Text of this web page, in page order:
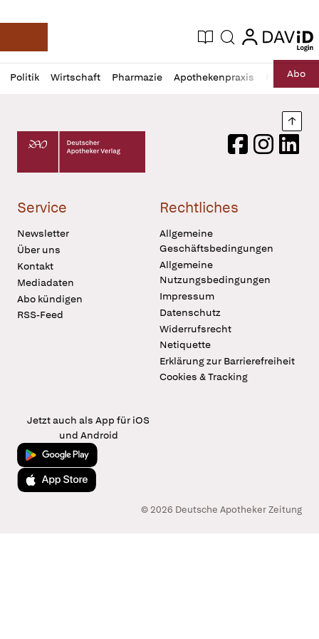
Deutsche Apotheker Zeitung
Aktuelle Ausgabe
Suche login
login
Politik Wirtschaft Pharmazie Apothekenpraxis RechtAbo
Profil
öffnen
Daz
Pur
Deutscher Apotheker Verlag Logo
FacebookInstagram
Service
Newsletter
Über uns
Kontakt
Mediadaten
Abo kündigen
RSS-Feed
Rechtliches
Allgemeine
Geschäftsbedingungen
Allgemeine
Nutzungsbedingungen
Impressum
Datenschutz
Widerrufsrecht
Netiquette
Erklärung zur Barrierefreiheit
Cookies & Tracking
Jetzt auch als App für iOS
und Android
Jetzt bei Google Play
Laden im App Store
© 2026 Deutsche Apotheker Zeitung